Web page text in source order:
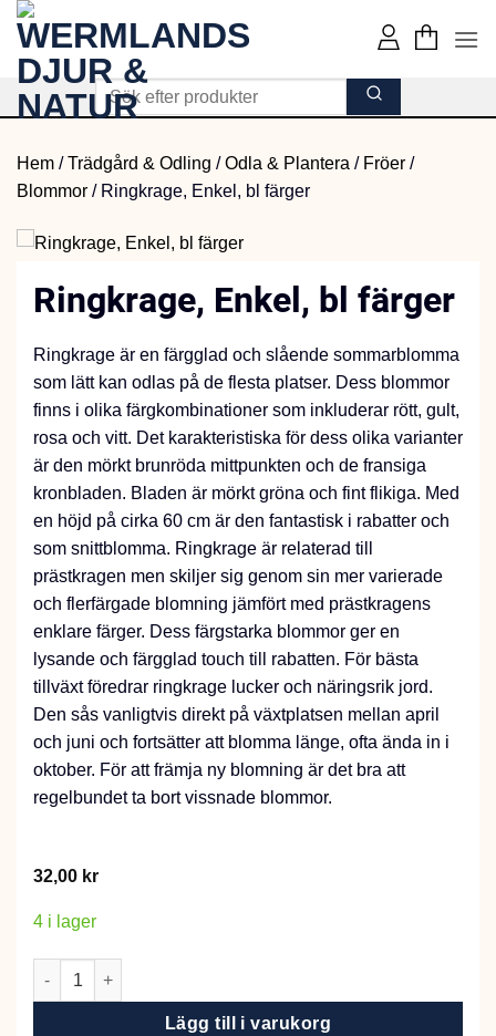
Skip
content
Hem /Trädgård & Odling /Odla & Plantera / Fröer /
Blommor / Ringkrage, Enkel, bl färger
Ringkrage, Enkel, bl färger
Ringkrage är en färgglad och slående sommarblomma
som lätt kan odlas på de flesta platser. Dess blommor
finns i olika färgkombinationer som inkluderar rött, gult,
rosa och vitt. Det karakteristiska för dess olika varianter
är den mörkt brunröda mittpunkten och de fransiga
kronbladen. Bladen är mörkt gröna och fint flikiga. Med
en höjd på cirka 60 cm är den fantastisk i rabatter och
som snittblomma. Ringkrage är relaterad till
prästkragen men skiljer sig genom sin mer varierade
och flerfärgade blomning jämfört med prästkragens
enklare färger. Dess färgstarka blommor ger en
lysande och färgglad touch till rabatten. För bästa
tillväxt föredrar ringkrage lucker och näringsrik jord.
Den sås vanligtvis direkt på växtplatsen mellan april
och juni och fortsätter att blomma länge, ofta ända in i
oktober. För att främja ny blomning är det bra att
regelbundet ta bort vissnade blommor.
32,00 kr
4 i lager
Ringkrage, Enkel, bl färger mängd
Lägg till i varukorg